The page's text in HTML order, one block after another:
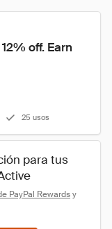
off. Earn
25 usos
para tus
PayPal Rewards y